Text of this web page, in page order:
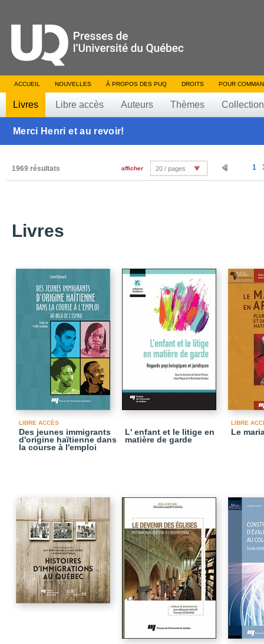
ACCUEIL NOUVELLES À PROPOS DES PUQ DROITS POUR
Livres Libre accès Auteurs Thèmes
Merci Henri et au revoir!
1969 résultats 1
afficher 20 / pages
Livres
LIBRE ACCÈS
Des jeunes immigrants
d'origine haïtienne dans
la course à l'emploi
L' enfant et le litige en
matière de garde
LIBRE
Le